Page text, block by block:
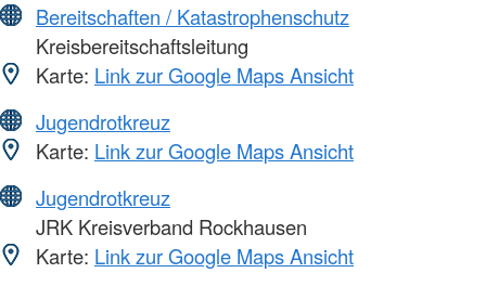
Bereitschaften / Katastrophenschutz
Kreisbereitschaftsleitung
Karte: Link zur Google Maps Ansicht
Jugendrotkreuz
Karte: Link zur Google Maps Ansicht
Jugendrotkreuz
JRK Kreisverband Rockhausen
Karte: Link zur Google Maps Ansicht